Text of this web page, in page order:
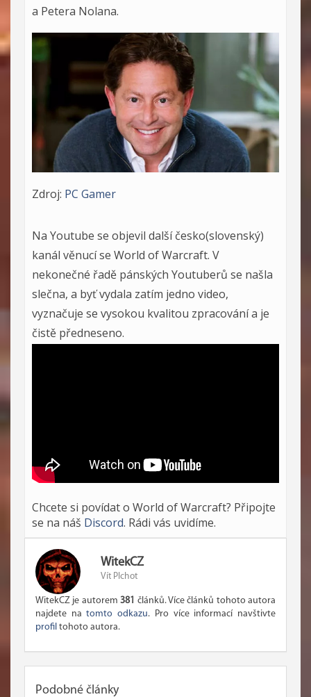
a Petera Nolana.
Zdroj: PC Gamer
Na Youtube se objevil další česko(slovenský)
kanál věnucí se World of Warcraft. V
nekonečné řadě pánských Youtuberů se našla
slečna, a byť vydala zatím jedno video,
vyznačuje se vysokou kvalitou zpracování a je
čistě předneseno.
Chcete si povídat o World of Warcraft? Připojte
se na náš Discord. Rádi vás uvidíme.
WitekCZ
Vít Plchot
WitekCZ je autorem381 článků. Více článků tohoto autora
najdete natomto odkazu. Pro více informací navštivte
profil tohoto autora.
Podobné články